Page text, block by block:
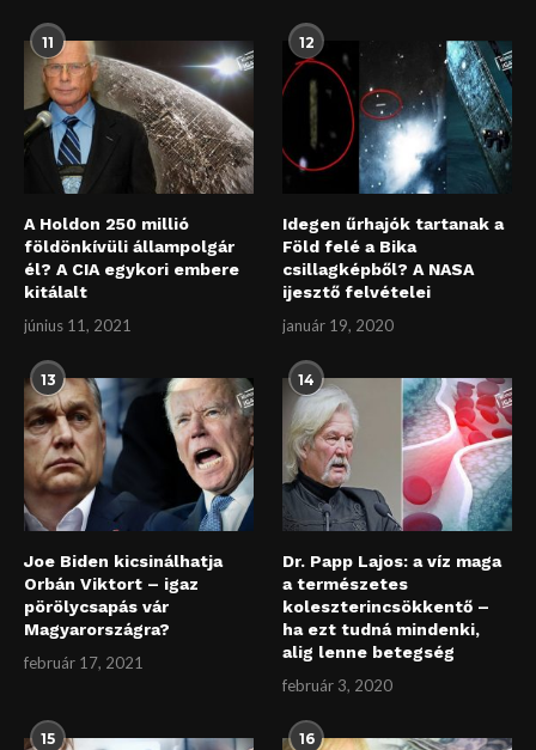
11
A Holdon 250 millió
földönkívüli állampolgár
él? A CIA egykori embere
kitálalt
június 11, 2021
12
Idegen űrhajók tartanak a
Föld felé a Bika
csillagképből? A NASA
ijesztő felvételei
január 19, 2020
13
Joe Biden kicsinálhatja
Orbán Viktort – igaz
pörölycsapás vár
Magyarországra?
február 17, 2021
14
Dr. Papp Lajos: a víz maga
a természetes
koleszterincsökkentő –
ha ezt tudná mindenki,
alig lenne betegség
február 3, 2020
15 16